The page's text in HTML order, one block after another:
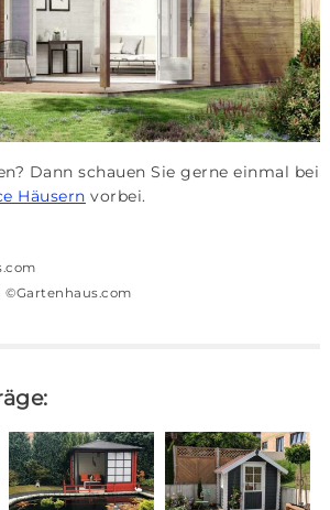
Dann schauen Sie gerne einmal bei
Häusern vorbei.
©Gartenhaus.com